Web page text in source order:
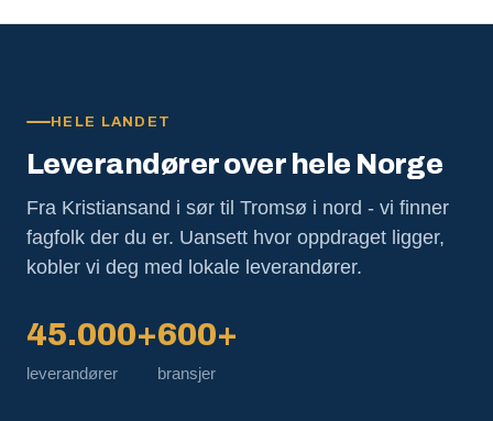
HELE LANDET
Leverandører over hele Norge
Fra Kristiansand i sør til Tromsø i nord - vi finner
fagfolk der du er. Uansett hvor oppdraget ligger,
kobler vi deg med lokale leverandører.
45.000+
leverandører
600+
bransjer